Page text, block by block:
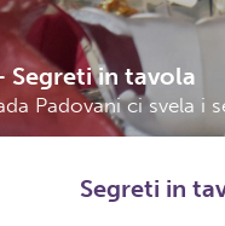
Segreti in tavola
Padovani ci svela i
Segreti in